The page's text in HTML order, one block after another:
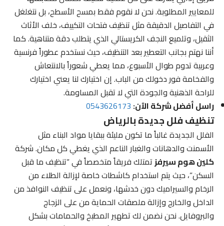
للمعايير المطلوبة. نحن لا نقوم فقط بمسح الأسطح، بل نتغلغل
في التفاصيل الدقيقة مثل تنظيف فتحات التكييف، خلف الأثاث
الثقيل، وتلميع النجف الكريستالي الذي يتطلب دقة متناهية. كما
أننا نهتم بجانب التعطير بعد التنظيف، حيث نستخدم عطوراً فرنسية
وعربية تدوم طوال الأسبوع، مما يعطي شعوراً بالانتعاش
والفخامة فور دخولك من الباب. إن اختيارك لنا يعني اختيارك
للراحة الذهنية والجودة التي لا تقبل المساومة.
راسل أفضل شركة الآن:0543626173
تنظيف فلل جديدة بالرياض
الفلل الجديدة غالباً ما تكون مليئة ببقايا مواد البناء مثل
الأسمنت والدهانات والغبار الناعم الذي يغطي كل مكان. شركة
كلين هوم سيرفزتمتلك فريقاً متخصصاً في “تنظيف ما قبل
السكن”، حيث يتم استخدام كاشطات خاصة لإزالة الطلاء من
الرخام والسيراميك دون خدشها، ونعمل على تنظيف النوافذ من
الداخل والخارج وإزالة ملصقات الحماية من على الزجاج
والبروفايل. نحن نضمن لك تطهير المطبخ والحمامات بشكل